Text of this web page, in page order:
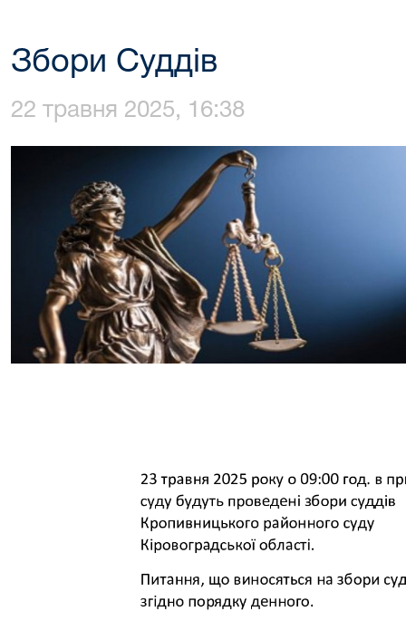
Збори Суддів
22 травня 2025, 16:38